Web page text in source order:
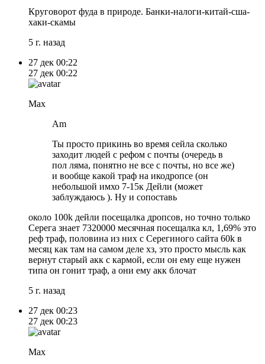
Круговорот фуда в природе. Банки-налоги-китай-сша-
хаки-скамы
5 г. назад
27 дек 00:22
27 дек 00:22
Max
Am
Ты просто прикинь во время сейла сколько
заходит людей с рефом с почты (очередь в
пол ляма, понятно не все с почты, но все же)
и вообще какой траф на икодропсе (он
небольшой имхо 7-15к Дейли (может
заблуждаюсь ). Ну и сопоставь
около 100k дейли посещалка дропсов, но точно только
Серега знает 7320000 месячная посещалка кл, 1,69% это
реф траф, половина из них с Серегиного сайта 60k в
месяц как там на самом деле хз, это просто мысль как
вернут старый акк с кармой, если он ему еще нужен
типа он гонит траф, а они ему акк блочат
5 г. назад
27 дек 00:23
27 дек 00:23
Max